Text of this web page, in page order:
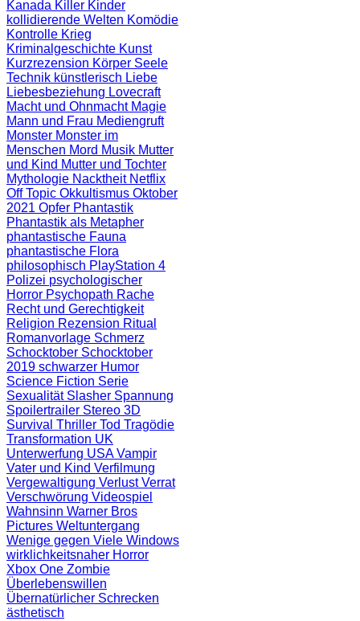
Kanada Killer Kinder
kollidierende Welten Komödie
Kontrolle Krieg
Kriminalgeschichte Kunst
Kurzrezension Körper Seele
Technik künstlerisch Liebe
Liebesbeziehung Lovecraft
Macht und Ohnmacht Magie
Mann und Frau Mediengruft
Monster Monster im
Menschen Mord Musik Mutter
und Kind Mutter und Tochter
Mythologie Nacktheit Netflix
Off Topic Okkultismus Oktober
2021 Opfer Phantastik
Phantastik als Metapher
phantastische Fauna
phantastische Flora
philosophisch PlayStation 4
Polizei psychologischer
Horror Psychopath Rache
Recht und Gerechtigkeit
Religion Rezension Ritual
Romanvorlage Schmerz
Schocktober Schocktober
2019 schwarzer Humor
Science Fiction Serie
Sexualität Slasher Spannung
Spoilertrailer Stereo 3D
Survival Thriller Tod Tragödie
Transformation UK
Unterwerfung USAVampir
Vater und Kind Verfilmung
Vergewaltigung VerlustVerrat
Verschwörung Videospiel
Wahnsinn Warner Bros
Pictures Weltuntergang
Wenige gegen Viele Windows
wirklichkeitsnaher Horror
Xbox One Zombie
Überlebenswillen
Übernatürlicher Schrecken
ästhetisch